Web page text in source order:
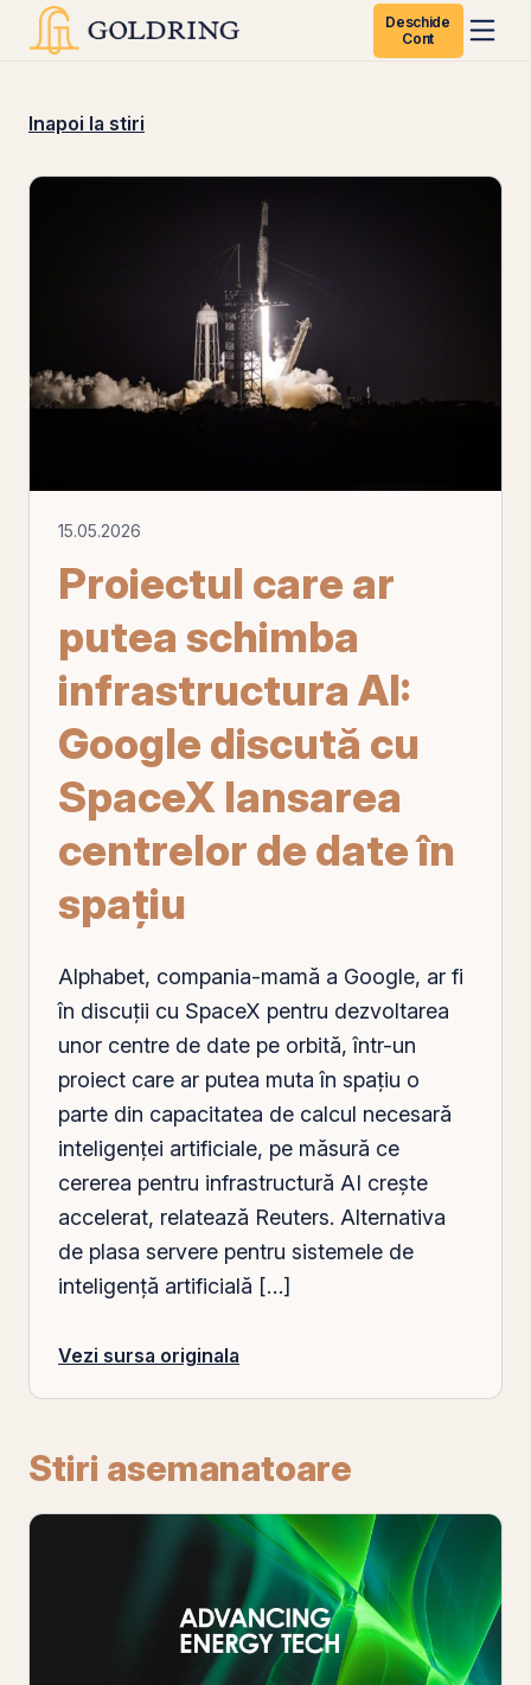
Deschide
Cont
Inapoi la stiri
15.05.2026
Proiectul care ar
putea schimba
infrastructura AI:
Google discută cu
SpaceX lansarea
centrelor de date în
spațiu
Alphabet, compania-mamă a Google, ar fi
în discuții cu SpaceX pentru dezvoltarea
unor centre de date pe orbită, într-un
proiect care ar putea muta în spațiu o
parte din capacitatea de calcul necesară
inteligenței artificiale, pe măsură ce
cererea pentru infrastructură AI crește
accelerat, relatează Reuters. Alternativa
de plasa servere pentru sistemele de
inteligență artificială […]
Vezi sursa originala
Stiri asemanatoare